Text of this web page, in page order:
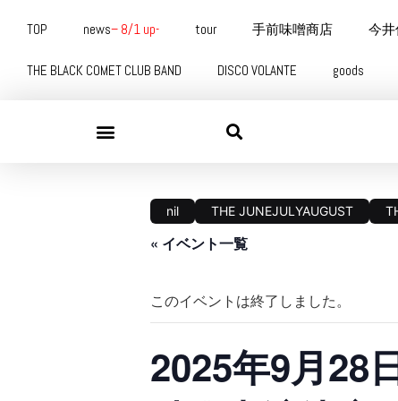
TOP news– 8/1 up- tour 手前味噌商店 今
THE BLACK COMET CLUB BAND DISCO VOLANTE goods
nil THE JUNEJULYAUGUST
« イベント一覧
このイベントは終了しました。
2025年9月28